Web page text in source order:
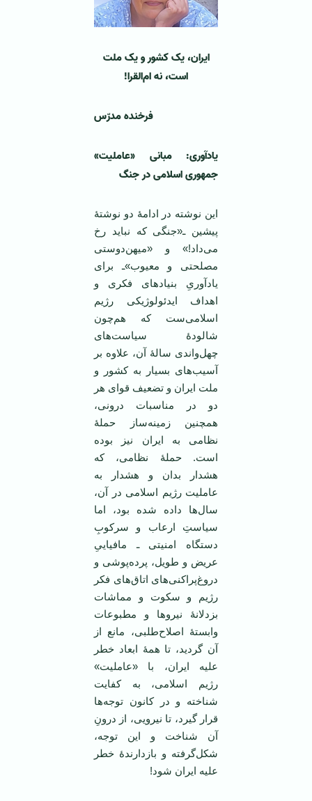
ایران، یک کشور و یک ملت
است، نه ام‌القرا!
فرخنده مدرّس
یادآوری: مبانی «عاملیت»
جمهوری اسلامی در جنگ
این نوشته در ادامۀ دو نوشتۀ
پیشین ـ«جنگی که نباید رخ
می‌داد!» و «میهن‌دوستی
مصلحتی و معیوب»ـ برای
یادآوریِ بنیادهای فکری و
اهداف‌ ایدئولوژیکی رژیم
اسلامی‌ست که هم‌چون
شالودۀ سیاست‌های
چهل‌واندی سالۀ آن، علاوه بر
آسیب‌های بسیار به کشور و
ملت ایران و تضعیف قوای هر
دو در مناسبات درونی،
همچنین زمینه‌ساز حملۀ
نظامی به ایران نیز بوده‌
است‌. حملۀ نظامی، که
هشدار بدان و هشدار به
عاملیت رژیم اسلامی در آن،
سال‌ها داده شده بود، اما
سیاستِ ارعاب و سرکوبِ
دستگاه امنیتی ـ مافیاییِ
عریض و طویل، پرده‌پوشی و
دروغ‌پراکنی‌های اتاق‌های فکر
رژیم و سکوت و مماشات
بزدلانۀ نیروها و مطبوعات
وابستۀ اصلاح‌طلبی، مانع از
آن گردید، تا همۀ ابعاد خطر
علیه ایران، با «عاملیت»
رژیم اسلامی، به کفایت
شناخته و در کانون توجه‌ها
قرار گیرد، تا نیرویی، از درونِ
آن شناخت و این توجه،
شکل‌گرفته و بازدارندۀ خطر
علیه ایران شود!